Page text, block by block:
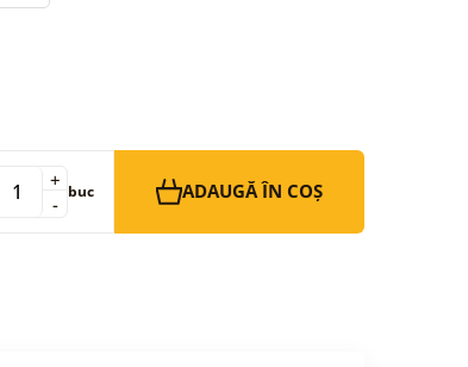
-
+ buc ADAUGĂ ÎN COȘ